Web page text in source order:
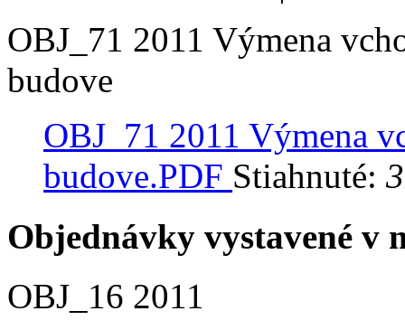
OBJ_71 2011 Výmena
budove
OBJ_71 2011 Výmena
budove.PDF Stiahnuté:
Objednávky vystavené v
OBJ_16 2011